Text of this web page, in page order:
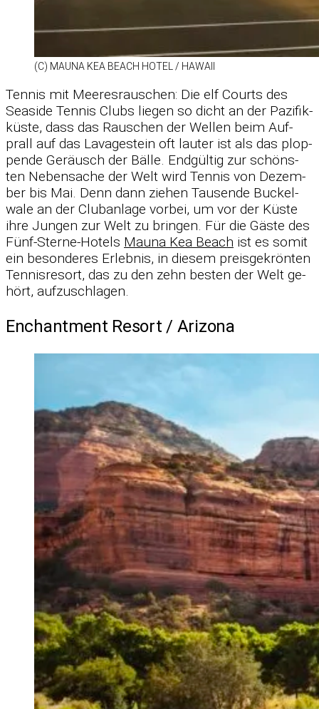
(C) MAUNA KEA BEACH HO­TEL /​ HA­WAII
Ten­nis mit Mee­res­rau­schen: Die elf Courts des
Sea­side Ten­nis Clubs lie­gen so dicht an der Pa­zi­fik­
küste, dass das Rau­schen der Wel­len beim Auf­
prall auf das La­va­ge­stein oft lau­ter ist als das plop­
pende Ge­räusch der Bälle. End­gül­tig zur schöns­
ten Ne­ben­sa­che der Welt wird Ten­nis von De­zem­
ber bis Mai. Denn dann zie­hen Tau­sende Bu­ckel­
wale an der Club­an­lage vor­bei, um vor der Küste
ihre Jun­gen zur Welt zu brin­gen. Für die Gäste des
Fünf-Sterne-Ho­tels Mauna Kea Beach ist es so­mit
ein be­son­de­res Er­leb­nis, in die­sem preis­ge­krön­ten
Ten­nis­re­sort, das zu den zehn bes­ten der Welt ge­
hört, auf­zu­schla­gen.
Enchantment Resort /​ Arizona